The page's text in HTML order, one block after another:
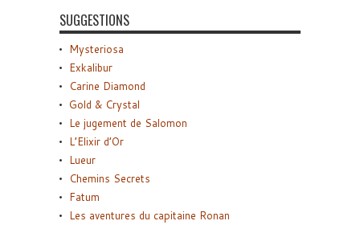
SUGGESTIONS
Mysteriosa
Exkalibur
Carine Diamond
Gold & Crystal
Le jugement de Salomon
L’Elixir d’Or
Lueur
Chemins Secrets
Fatum
Les aventures du capitaine Ronan